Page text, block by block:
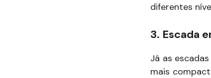
diferentes
3. Escada
Já as
mais